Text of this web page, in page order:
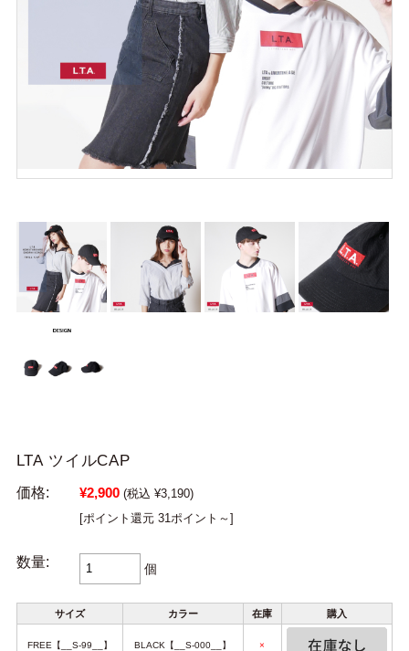
LTA ツイルCAP
価格: ¥2,900 (税込 ¥3,190)
[ポイント還元 31ポイント～]
数量: 個
サイズ カラー 在庫 購入
FREE【__S-99__】 BLACK【__S-000__】 ×